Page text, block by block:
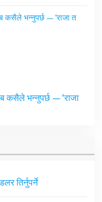
कसैले भन्नुपर्छ — ‘राजा
तिर्नुपर्ने